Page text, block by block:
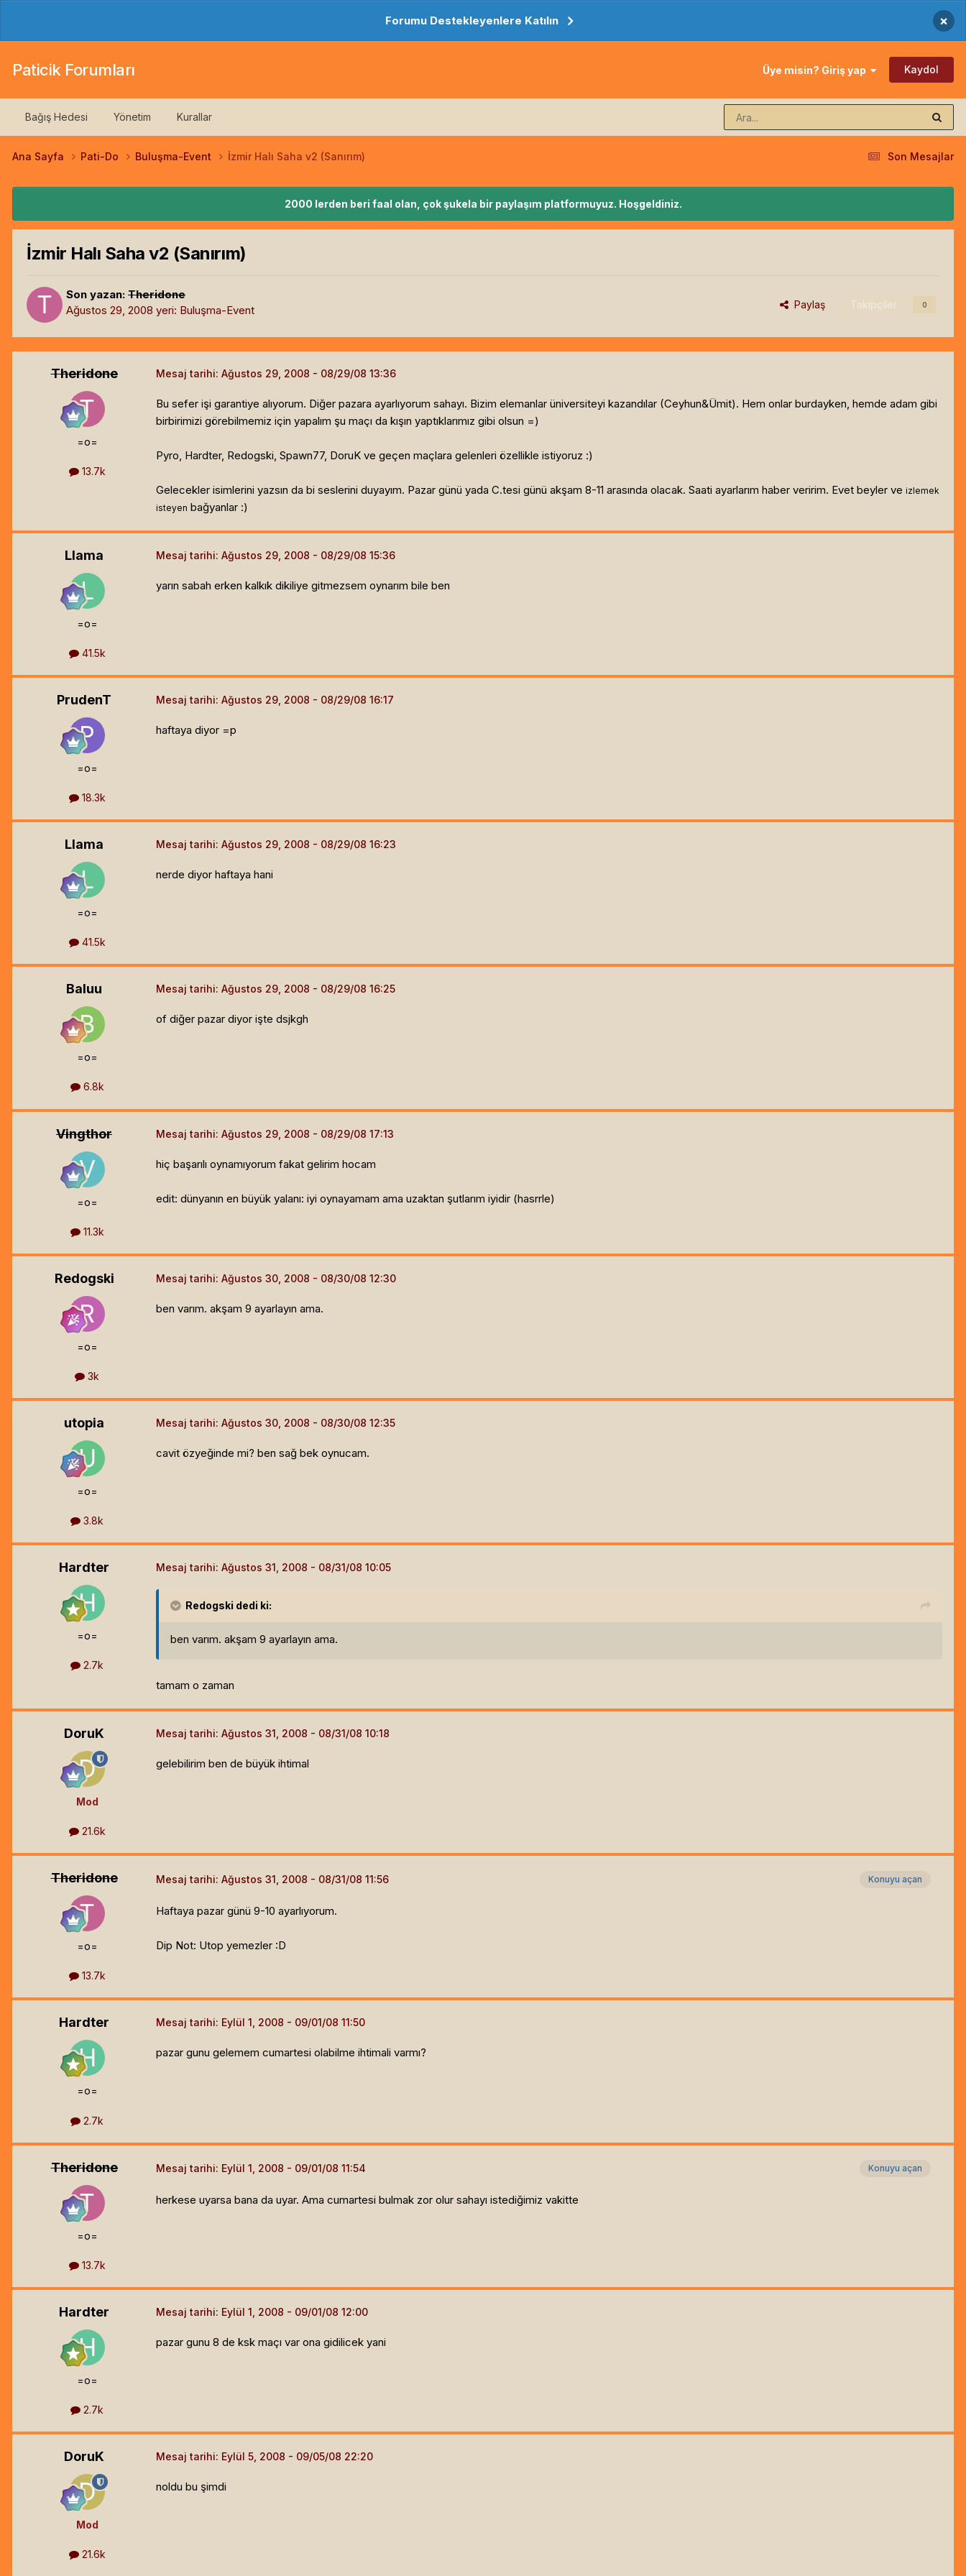
Forumu Destekleyenlere Katılın ×
Paticik Forumları Üye misin? Giriş yap Kaydol
Bağış Hedesi Yönetim Kurallar
Son Mesajlar
Ana Sayfa Pati-Do Buluşma-Event İzmir Halı Saha v2 (Sanırım)
2000 lerden beri faal olan, çok şukela bir paylaşım platformuyuz. Hoşgeldiniz.
İzmir Halı Saha v2 (Sanırım)
Son yazan: Theridone
Ağustos 29, 2008 yeri: Buluşma-Event Paylaş Takipçiler 0
Theridone
=o=
13.7k
Mesaj tarihi: Ağustos 29, 2008
Bu sefer işi garantiye alıyorum. Diğer pazara ayarlıyorum sahayı. Bizim elemanlar üniversiteyi kazandılar (Ceyhun&Ümit). Hem onlar burdayken, hemde adam gibi
birbirimizi görebilmemiz için yapalım şu maçı da kışın yaptıklarımız gibi olsun =)
Pyro, Hardter, Redogski, Spawn77, DoruK ve geçen maçlara gelenleri özellikle istiyoruz :)
Gelecekler isimlerini yazsın da bi seslerini duyayım. Pazar günü yada C.tesi günü akşam 8-11 arasında olacak. Saati ayarlarım haber veririm. Evet beyler ve izlemek
isteyen bağyanlar :)
Llama
=o=
41.5k
Mesaj tarihi: Ağustos 29, 2008
yarın sabah erken kalkık dikiliye gitmezsem oynarım bile ben
PrudenT
=o=
18.3k
Mesaj tarihi: Ağustos 29, 2008
haftaya diyor =p
Llama
=o=
41.5k
Mesaj tarihi: Ağustos 29, 2008
nerde diyor haftaya hani
Baluu
=o=
6.8k
Mesaj tarihi: Ağustos 29, 2008
of diğer pazar diyor işte dsjkgh
Vingthor
=o=
11.3k
Mesaj tarihi: Ağustos 29, 2008
hiç başarılı oynamıyorum fakat gelirim hocam
edit: dünyanın en büyük yalanı: iyi oynayamam ama uzaktan şutlarım iyidir (hasrrle)
Redogski
=o=
3k
Mesaj tarihi: Ağustos 30, 2008
ben varım. akşam 9 ayarlayın ama.
utopia
=o=
3.8k
Mesaj tarihi: Ağustos 30, 2008
cavit özyeğinde mi? ben sağ bek oynucam.
Hardter
=o=
2.7k
Mesaj tarihi: Ağustos 31, 2008
Redogski dedi ki:
ben varım. akşam 9 ayarlayın ama.
tamam o zaman
DoruK
Mod
21.6k
Mesaj tarihi: Ağustos 31, 2008
gelebilirim ben de büyük ihtimal
Theridone
=o=
13.7k
Konuyu açan
Mesaj tarihi: Ağustos 31, 2008
Haftaya pazar günü 9-10 ayarlıyorum.
Dip Not: Utop yemezler :D
Hardter
=o=
2.7k
Mesaj tarihi: Eylül 1, 2008
pazar gunu gelemem cumartesi olabilme ihtimali varmı?
Theridone
=o=
13.7k
Konuyu açan
Mesaj tarihi: Eylül 1, 2008
herkese uyarsa bana da uyar. Ama cumartesi bulmak zor olur sahayı istediğimiz vakitte
Hardter
=o=
2.7k
Mesaj tarihi: Eylül 1, 2008
pazar gunu 8 de ksk maçı var ona gidilicek yani
DoruK
Mod
21.6k
Mesaj tarihi: Eylül 5, 2008
noldu bu şimdi